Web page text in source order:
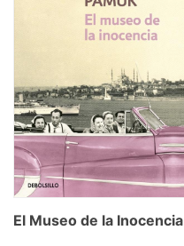
El Museo de la Inocencia